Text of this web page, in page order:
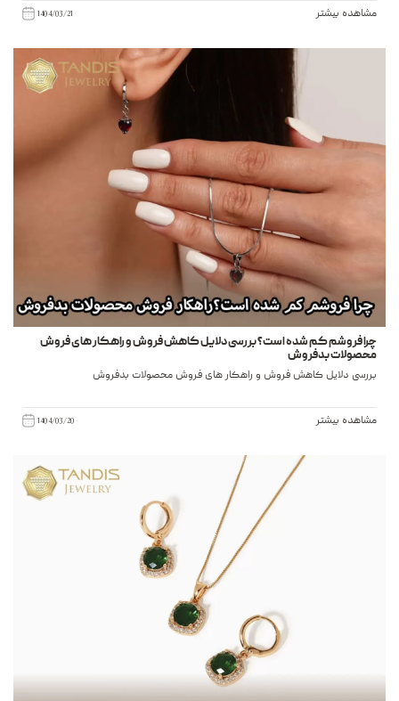
مشاهده بیشتر 1404/03/21
چرا فروشم کم شده است؟ بررسی دلایل کاهش فروش و راهکار های فروش
محصولات بدفروش
بررسی دلایل کاهش فروش و راهکار های فروش محصولات بدفروش
مشاهده بیشتر 1404/03/20